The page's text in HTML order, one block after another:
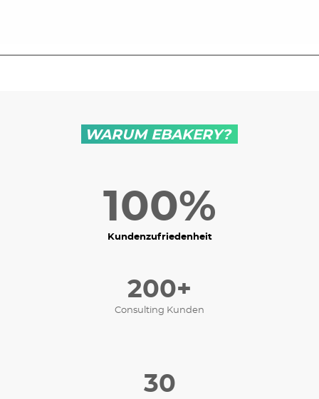
WARUM EBAKERY?
100%
Kundenzufriedenheit
200+
Consulting Kunden
30